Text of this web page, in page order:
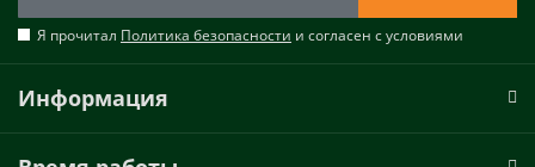
Я прочитал Политика безопасности и согласен с условиями
Информация